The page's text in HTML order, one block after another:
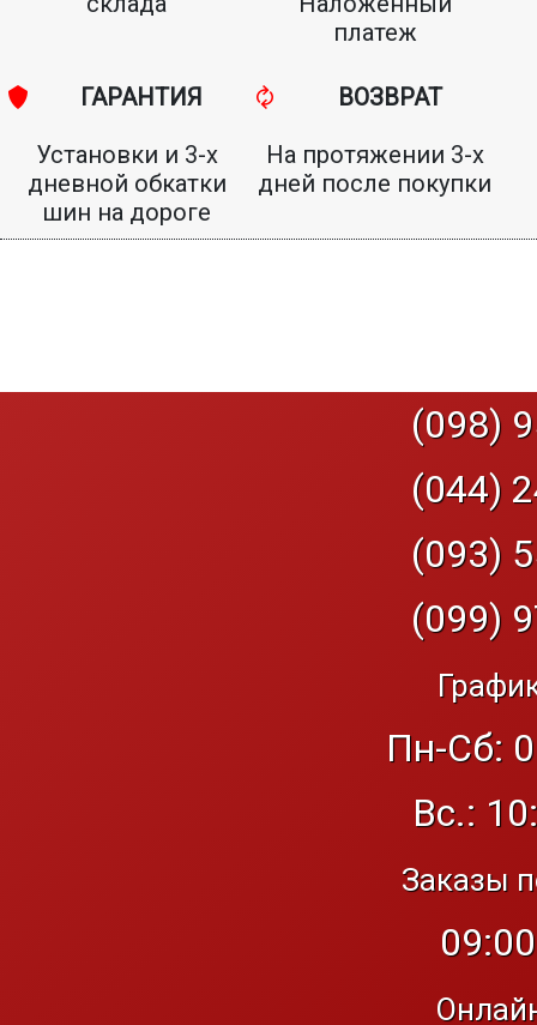
платеж
ГАРАНТИЯ
Установки и 3-х
дневной обкатки
шин на дороге
ВОЗВРАТ
На протяжении 3-х
дней после покупки
(098)
(044)
(093)
(099)
Пн-Сб:
Вс.:
Заказы